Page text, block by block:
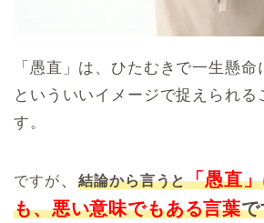
「愚直」は、ひたむきで一生懸
といういいイメージで捉えられる
す。
ですが、結論から言うと「愚直
も、悪い意味でもある言葉で